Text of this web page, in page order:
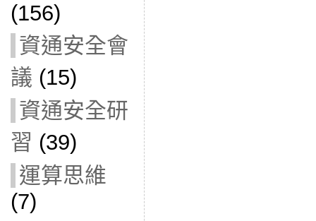
(156)
資通安全會
議 (15)
資通安全研
習 (39)
運算思維
(7)